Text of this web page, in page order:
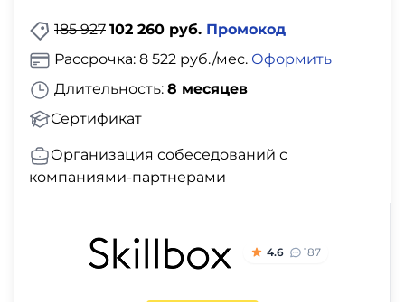
185 927 102 260 руб. Промокод
Длительность: 8 месяцев
Сертификат
Рассрочка: 8 522 руб./мес. Оформить
Организация собеседований с
компаниями-партнерами
4.6 187